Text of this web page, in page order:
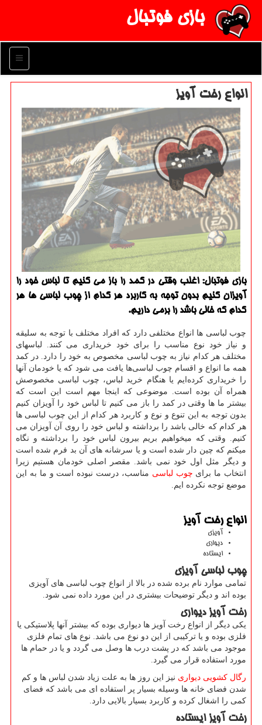
بازی فوتبال
منو
انواع رخت آویز
بازی فوتبال: اغلب وقتی در كمد را باز می كنیم تا لباس خود را
آویزان كنیم بدون توجه به كاربرد هر كدام از چوب لباسی ها هر
كدام كه خالی باشد را برمی داریم.
چوب لباسی ها انواع مختلفی دارد که افراد مختلف با توجه به سلیقه
و نیاز خود نوع مناسب را برای خود خریداری می کنند. لباسهای
مختلف هر کدام نیاز به چوب لباسی مخصوص به خود را دارد. در کمد
همه ما انواع و اقسام چوب ‌لباسی‌ها یافت می شود که یا خودمان آنها
را خریداری کرده‌ایم یا هنگام خرید لباس، چوب ‌لباسی مخصوصش
همراه آن بوده است. موضوعی که اینجا مهم است این است که
بیشتر ما ها وقتی در کمد را باز می کنیم تا لباس خود را آویزان کنیم
بدون توجه به این تنوع و نوع و کاربرد هر کدام از این چوب لباسی ها
هر کدام که خالی باشد را برداشته و لباس خود را روی آن آویزان می
کنیم. وقتی که میخواهیم بریم بیرون لباس خود را برداشته و نگاه
میکنم که چین دار شده است و یا سرشانه های آن بد فرم شده است
و دیگر مثل اول خود نمی باشد. مقصر اصلی خودمان هستیم زیرا
انتخاب ما برای چوب ‌لباسی مناسب، درست نبوده است و ما به این
موضع توجه نکرده ایم.
انواع رخت آویز
آویزی
دیواری
ایستاده
چوب لباسی آویزی
تمامی موارد نام برده شده در بالا از انواع چوب لباسی های آویزی
بوده اند و دیگر توضیحات بیشتری در این مورد داده نمی شود.
رخت آویز دیواری
یکی دیگر از انواع رخت آویز ها دیواری بوده که بیشتر آنها پلاستیکی یا
فلزی بوده و یا ترکیبی از این دو نوع می باشد. نوع های تمام فلزی
موجود می باشد که در پشت درب ها وصل می گردد و یا در حمام ها
مورد استفاده قرار می گیرد.
رگال کشویی دیواری نیز این روز ها به علت زیاد شدن لباس ها و کم
شدن فضای خانه ها وسیله بسیار پر استفاده ای می باشد که فضای
کمی را اشغال کرده و کاربرد بسیار بالایی دارد.
رخت آویز ایستاده